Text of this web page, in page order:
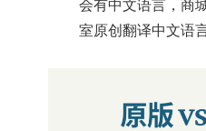
会有中文语言，商
室原创翻译中文语